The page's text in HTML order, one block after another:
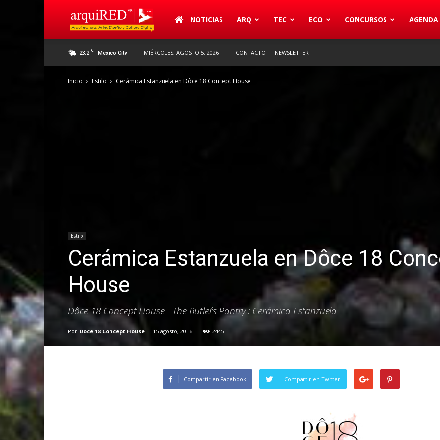
arquiREDNOTICIAS ARQ TEC ECO CONCURSOS AGENDA
23.2 C Mexico City MIÉRCOLES, AGOSTO 5, 2026 CONTACTO NEWSLETTER
Inicio Estilo Cerámica Estanzuela en Dôce 18 Concept House
Estilo
Cerámica Estanzuela en Dôce 18
House
Dôce 18 Concept House - The Butler´s Pantry : Cerámica Estanzuela
Por Dôce 18 Concept House - 15 agosto, 2016 2445
Compartir en Facebook Compartir en Twitter